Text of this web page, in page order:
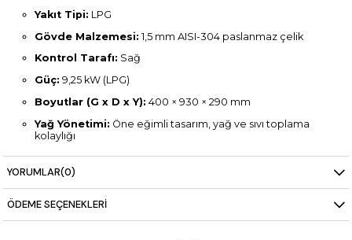
Yakıt Tipi: LPG
Gövde Malzemesi: 1,5 mm AISI-304 paslanmaz çelik
Kontrol Tarafı: Sağ
Güç: 9,25 kW (LPG)
Boyutlar (G x D x Y): 400 × 930 × 290 mm
Yağ Yönetimi: Öne eğimli tasarım, yağ ve sıvı toplama
kolaylığı
Ek Özellikler:Preslenmiş gövde ve yuvarlak köşeler ile
hijyenik kullanım
YORUMLAR(0)
ÖDEME SEÇENEKLERI